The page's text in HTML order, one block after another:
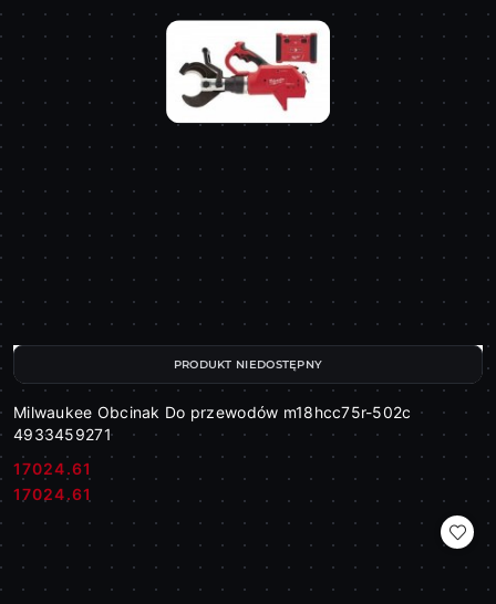
Milwaukee Obcinak Do przewodów m18hcc75r-502c
4933459271
Cena:
17024.61
Cena:
17024.61
PRODUKT NIEDOSTĘPNY